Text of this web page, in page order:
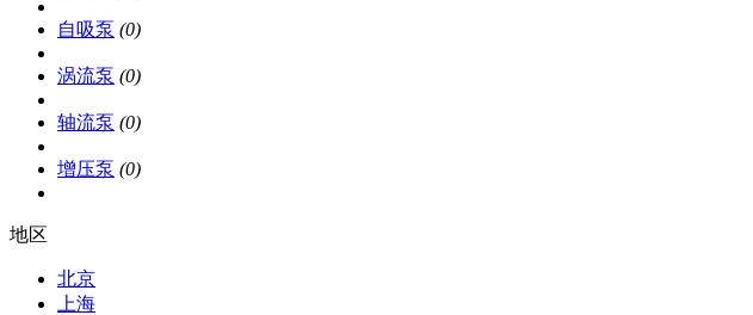
自吸泵 (0)
涡流泵 (0)
轴流泵 (0)
增压泵 (0)
地区
北京
上海